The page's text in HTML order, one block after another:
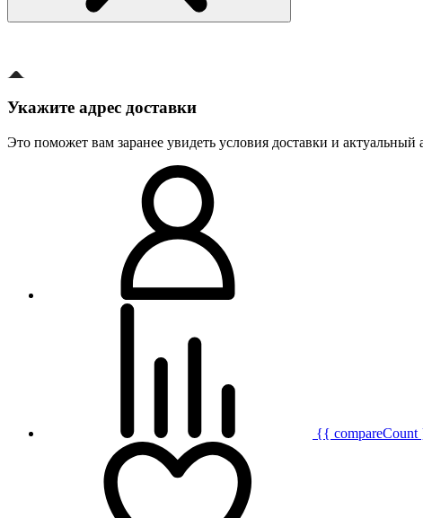
Укажите адрес доставки
Это поможет вам заранее увидеть условия доставки и актуальный
{{